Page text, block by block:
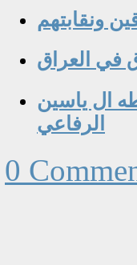
ونقابتهم‏
في العراق
ال ياسين
الرفاعي
0